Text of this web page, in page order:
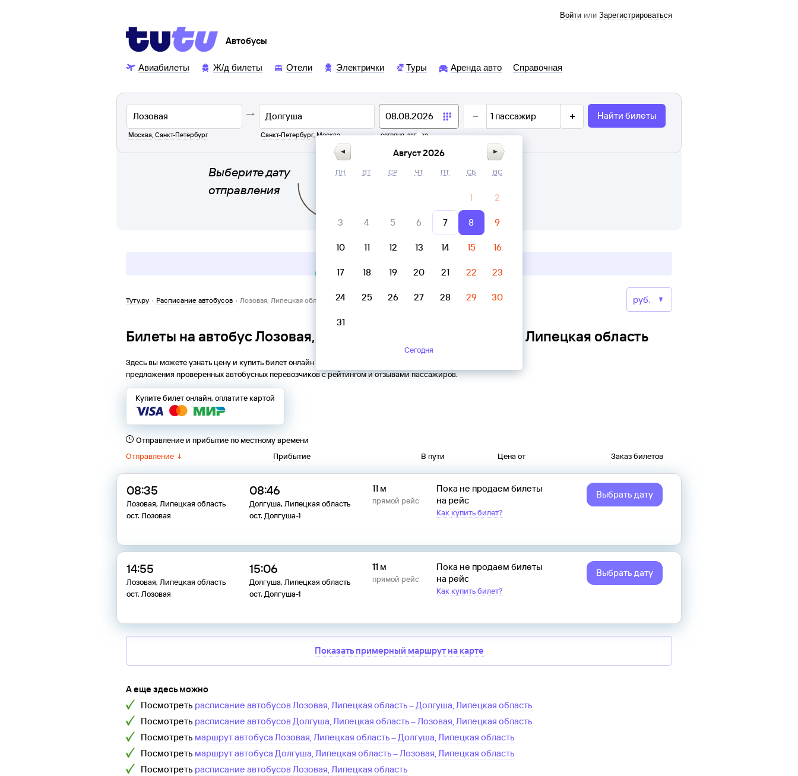
Войти или Зарегистрироваться
Автобусы
Авиабилеты Ж/д билеты Отели Электрички Туры Аренда авто Справочная
Москва, Санкт-Петербург Санкт-Петербург, Москва сегодня, завтра
1 пассажир Найти билеты
Выберите дату
отправления
Туту.ру · Расписание автобусов · Лозовая, Липецкая область → Долгуша, Липецкая область
Билеты на автобус Лозовая, Липецкая область → Долгуша, Липецкая область
Здесь вы можете узнать цену и купить билет онлайн на автобус из
предложения проверенных автобусных перевозчиков с рейтингом и отзывами пассажиров.
Купите билет онлайн, оплатите картой
Отправление и прибытие по местному времени
Отправление ↓ Прибытие В пути Цена от Заказ билетов
08:35
Лозовая, Липецкая область
ост. Лозовая
08:46
Долгуша, Липецкая область
ост. Долгуша-1
11 м
прямой рейс
Пока не продаем билеты
на рейс
Как купить билет?
Выбрать дату
14:55
Лозовая, Липецкая область
ост. Лозовая
15:06
Долгуша, Липецкая область
ост. Долгуша-1
11 м
прямой рейс
Пока не продаем билеты
на рейс
Как купить билет?
Выбрать дату
Показать примерный маршрут на карте
А еще здесь можно
Посмотреть расписание автобусовЛозовая, Липецкая область–Долгуша, Липецкая область
Посмотреть расписание автобусовДолгуша, Липецкая область–Лозовая, Липецкая область
Посмотреть маршрут автобуса Лозовая, Липецкая область–Долгуша, Липецкая область
Посмотреть маршрут автобуса Долгуша, Липецкая область–Лозовая, Липецкая область
Посмотреть расписание автобусовЛозовая, Липецкая область
Август 2026
ПН ВТ СР ЧТ ПТ СБ ВС
1 2
3 4 5 6 7 8 9
10 11 12 13 14 15 16
17 18 19 20 21 22 23
24 25 26 27 28 29 30
31
Сегодня